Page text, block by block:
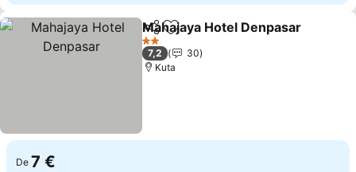
PartagerAjouter à mes favoris
Mahajaya Hotel Denpasar
2 Étoiles
7,2
30
Kuta
De 7 €